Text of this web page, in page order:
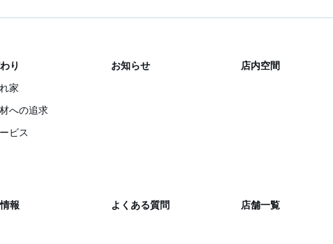
り
家
への追求
ビス
お知らせ 店内空間
報 よくある質問 店舗一覧